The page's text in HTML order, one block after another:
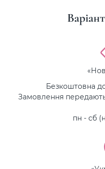
Безкоштовна
Замовлення
пн - сб